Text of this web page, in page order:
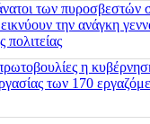
των πυροσβεστών
την ανάγκη
πολιτείας
η
των 170